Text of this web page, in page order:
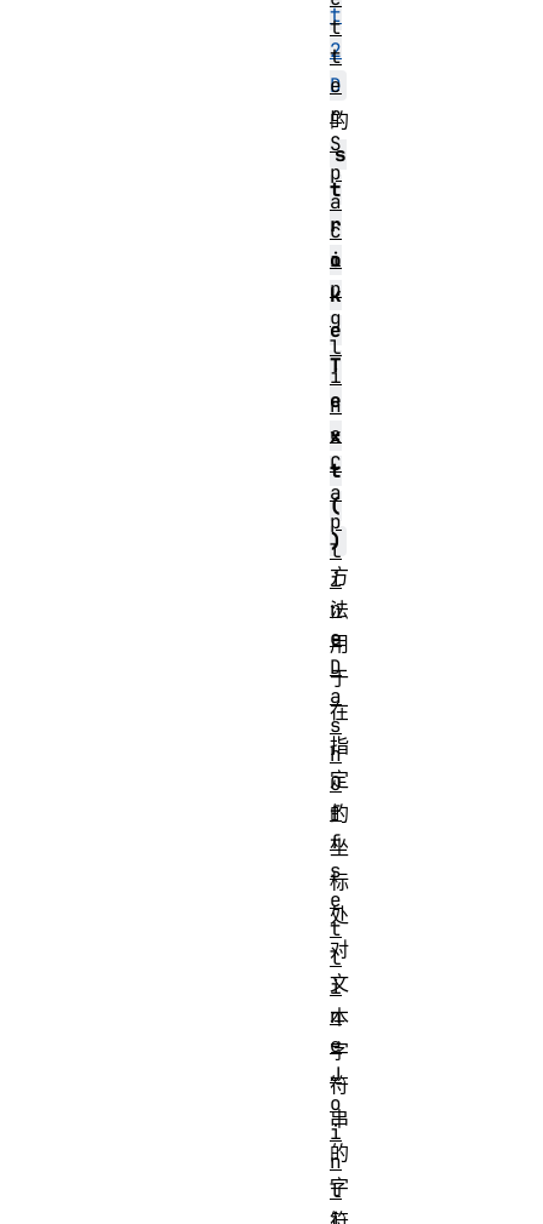
t
2
D
的
s
t
r
o
k
e
T
e
x
t
(
)
方
法
用
于
在
指
定
的
坐
标
处
对
文
本
字
符
串
的
字
t
t
e
r
S
p
a
c
i
n
g
l
i
n
e
C
a
p
l
i
n
e
D
a
s
h
O
f
f
s
e
t
l
i
n
e
J
o
i
n
l